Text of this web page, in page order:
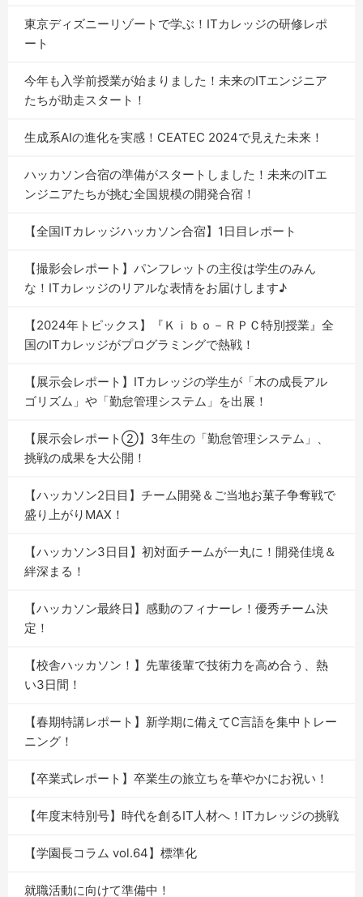
東京ディズニーリゾートで学ぶ！ITカレッジの研修レポ
ート
今年も入学前授業が始まりました！未来のITエンジニア
たちが助走スタート！
生成系AIの進化を実感！CEATEC 2024で見えた未来！
ハッカソン合宿の準備がスタートしました！未来のITエ
ンジニアたちが挑む全国規模の開発合宿！
【全国ITカレッジハッカソン合宿】1日目レポート
【撮影会レポート】パンフレットの主役は学生のみん
な！ITカレッジのリアルな表情をお届けします♪
【2024年トピックス】『Ｋｉｂｏ－ＲＰＣ特別授業』全
国のITカレッジがプログラミングで熱戦！
【展示会レポート】ITカレッジの学生が「木の成長アル
ゴリズム」や「勤怠管理システム」を出展！
【展示会レポート②】3年生の「勤怠管理システム」、
挑戦の成果を大公開！
【ハッカソン2日目】チーム開発＆ご当地お菓子争奪戦で
盛り上がりMAX！
【ハッカソン3日目】初対面チームが一丸に！開発佳境＆
絆深まる！
【ハッカソン最終日】感動のフィナーレ！優秀チーム決
定！
【校舎ハッカソン！】先輩後輩で技術力を高め合う、熱
い3日間！
【春期特講レポート】新学期に備えてC言語を集中トレー
ニング！
【卒業式レポート】卒業生の旅立ちを華やかにお祝い！
【年度末特別号】時代を創るIT人材へ！ITカレッジの挑戦
【学園長コラム vol.64】標準化
就職活動に向けて準備中！